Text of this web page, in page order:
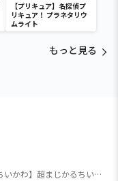
【プリキュア】名探偵プ
リキュア！ プラネタリウ
ムライト
もっと見る
【ちいかわ】【Aちいかわ】超まじかるちいかわ ぬいぐるみミラー